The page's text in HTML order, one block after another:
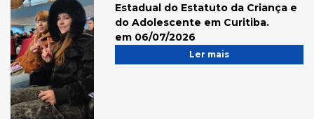
Estadual do Estatuto da Criança e
do Adolescente em Curitiba.
em 06/07/2026
Ler mais